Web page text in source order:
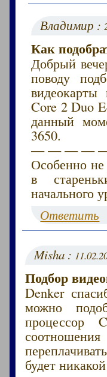
Владимир :
Как
Добрый
поводу
Core 2 Duo
данный
3650.
— — — — —
Особенно не
в
начального
Ответить
Misha :
Подбор
Denker
можно
процессор
будет